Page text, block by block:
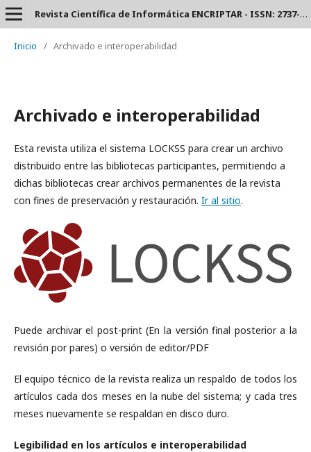
Revista Científica de Informática ENCRIPTAR - ISSN: 2737-6389.
Inicio / Archivado e interoperabilidad
Archivado e interoperabilidad
Esta revista utiliza el sistema LOCKSS para crear un archivo
distribuido entre las bibliotecas participantes, permitiendo a
dichas bibliotecas crear archivos permanentes de la revista
con fines de preservación y restauración. Ir al sitio.
Puede archivar el post-print (En la versión final posterior a la
revisión por pares) o versión de editor/PDF
El equipo técnico de la revista realiza un respaldo de todos los
artículos cada dos meses en la nube del sistema; y cada tres
meses nuevamente se respaldan en disco duro.
Legibilidad en los artículos e interoperabilidad